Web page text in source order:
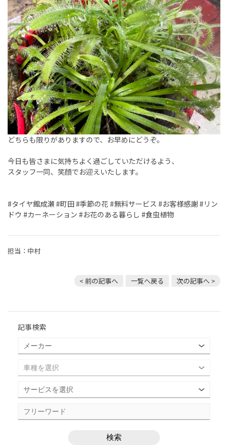
どちらも限りがありますので、お早めにどうぞ。
今日も皆さまに気持ちよく過ごしていただけるよう、
スタッフ一同、笑顔でお迎えいたします。
#タイヤ館成瀬#町田#季節の花#無料サービス #お客様感謝#リン
ドウ #カーネーション #お花のある暮らし #食虫植物
担当：中村
< 前の記事へ 一覧へ戻る 次の記事へ >
記事検索